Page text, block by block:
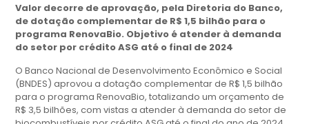
Valor decorre de aprovação, pela Diretoria do Banco,
de dotação complementar de R$ 1,5 bilhão para o
programa RenovaBio. Objetivo é atender à demanda
do setor por crédito ASG até o final de 2024
O Banco Nacional de Desenvolvimento Econômico e Social
(BNDES) aprovou a dotação complementar de R$ 1,5 bilhão
para o programa RenovaBio, totalizando um orçamento de
R$ 3,5 bilhões, com vistas a atender à demanda do setor de